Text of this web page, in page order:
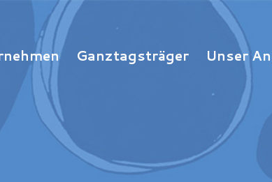
Ganztagsträger Unser